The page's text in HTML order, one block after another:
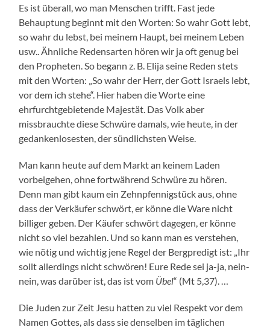
Es ist überall, wo man Menschen trifft. Fast jede
Behauptung beginnt mit den Worten: So wahr Gott lebt,
so wahr du lebst, bei meinem Haupt, bei meinem Leben
usw.. Ähnliche Redensarten hören wir ja oft genug bei
den Propheten. So begann z. B. Elija seine Reden stets
mit den Worten: „So wahr der Herr, der Gott Israels lebt,
vor dem ich stehe“. Hier haben die Worte eine
ehrfurchtgebietende Majestät. Das Volk aber
missbrauchte diese Schwüre damals, wie heute, in der
gedankenlosesten, der sündlichsten Weise.
Man kann heute auf dem Markt an keinem Laden
vorbeigehen, ohne fortwährend Schwüre zu hören.
Denn man gibt kaum ein Zehnpfennigstück aus, ohne
dass der Verkäufer schwört, er könne die Ware nicht
billiger geben. Der Käufer schwört dagegen, er könne
nicht so viel bezahlen. Und so kann man es verstehen,
wie nötig und wichtig jene Regel der Bergpredigt ist: „Ihr
sollt allerdings nicht schwören! Eure Rede sei ja-ja, nein-
nein, was darüber ist, das ist vom Übel“ (Mt 5,37). …
Die Juden zur Zeit Jesu hatten zu viel Respekt vor dem
Namen Gottes, als dass sie denselben im täglichen